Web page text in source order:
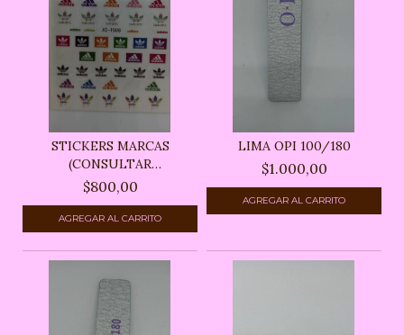
STICKERS MARCAS
(CONSULTAR
DISPONIBLES)
$800,00
LIMA OPI 100/180
$1.000,00